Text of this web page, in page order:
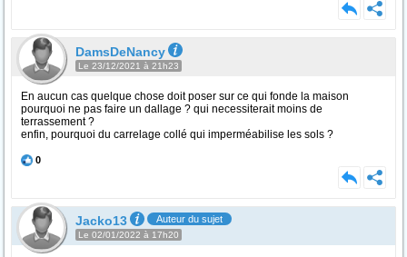
DamsDeNancy
Le 23/12/2021 à 21h23
En aucun cas quelque chose doit poser sur ce qui fonde la maison
pourquoi ne pas faire un dallage ? qui necessiterait moins de
terrassement ?
enfin, pourquoi du carrelage collé qui imperméabilise les sols ?
0
Jacko13 Auteur du sujet
Le 02/01/2022 à 17h20